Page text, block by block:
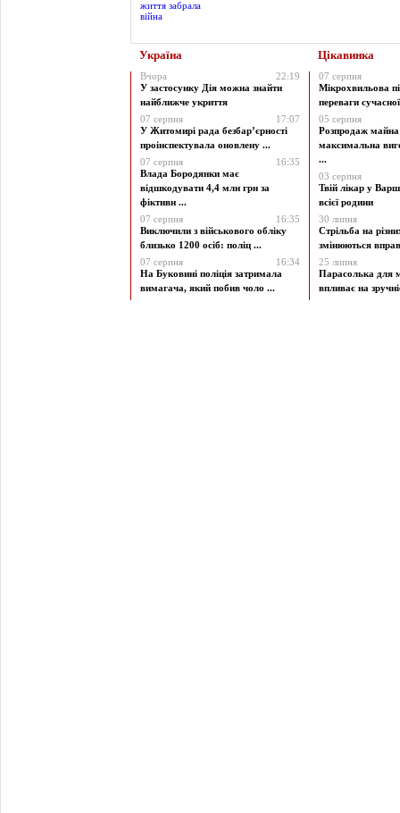
Україна Цікавинка
Вчора
22:19
У застосунку Дія можна знайти
найближче укриття
07 серпня
17:07
У Житомирі рада безбар’єрності
проінспектувала оновлену ...
07 серпня
16:35
Влада Бородянки має
відшкодувати 4,4 млн грн за
фіктивн ...
07 серпня
16:35
Виключили з військового обліку
близько 1200 осіб: поліц ...
07 серпня
16:34
На Буковині поліція затримала
вимагача, який побив чоло ...
07 серпня
Мікрохвильова
переваги
05 серпня
Розпродаж майна
максимальна
...
03 серпня
Твій лікар у
всієї родини
30 липня
Стрільба на
змінюються
25 липня
Парасолька для
впливає на